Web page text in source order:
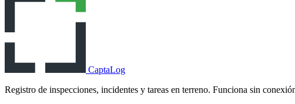
CaptaLog
Registro de inspecciones, incidentes y tareas en terreno. Funciona sin